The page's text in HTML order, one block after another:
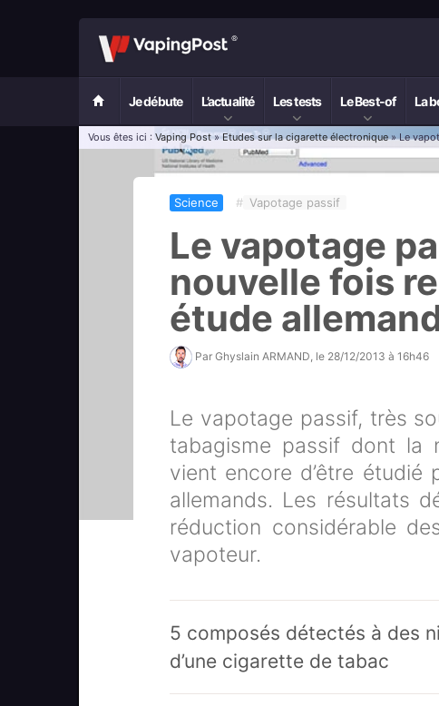
Je débute L’actualité Les tests Le Best-of La
Vous êtes ici : Vaping Post»Etudes sur la cigarette électronique» Le
Science # Vapotage passif
Le vapotage
nouvelle fois
étude
Par Ghyslain ARMAND , le 28/12/2013 à 16h46
Le vapotage passif, très
tabagisme passif dont la
vient encore d’être étudié
allemands. Les résultats
réduction considérable
vapoteur.
5 composés détectés à des
d’une cigarette de tabac